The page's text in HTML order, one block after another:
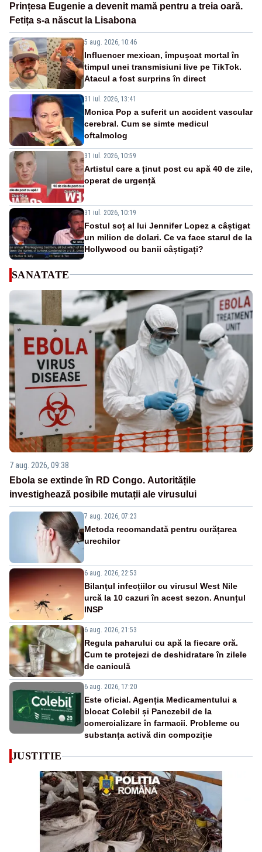
Prințesa Eugenie a devenit mamă pentru a treia oară.
Fetița s-a născut la Lisabona
5 aug. 2026, 10:46
Influencer mexican, împușcat mortal în
timpul unei transmisiuni live pe TikTok.
Atacul a fost surprins în direct
31 iul. 2026, 13:41
Monica Pop a suferit un accident vascular
cerebral. Cum se simte medicul
oftalmolog
31 iul. 2026, 10:59
Artistul care a ținut post cu apă 40 de zile,
operat de urgență
31 iul. 2026, 10:19
Fostul soț al lui Jennifer Lopez a câștigat
un milion de dolari. Ce va face starul de la
Hollywood cu banii câștigați?
SANATATE
7 aug. 2026, 09:38
Ebola se extinde în RD Congo. Autoritățile
investighează posibile mutații ale virusului
7 aug. 2026, 07:23
Metoda recomandată pentru curățarea
urechilor
6 aug. 2026, 22:53
Bilanțul infecțiilor cu virusul West Nile
urcă la 10 cazuri în acest sezon. Anunțul
INSP
6 aug. 2026, 21:53
Regula paharului cu apă la fiecare oră.
Cum te protejezi de deshidratare în zilele
de caniculă
6 aug. 2026, 17:20
Este oficial. Agenția Medicamentului a
blocat Colebil și Panczebil de la
comercializare în farmacii. Probleme cu
substanța activă din compoziție
JUSTITIE